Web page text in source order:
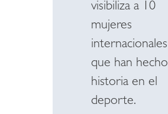
visibiliza a 10
mujeres
internacionales
que han hecho
historia en el
deporte.